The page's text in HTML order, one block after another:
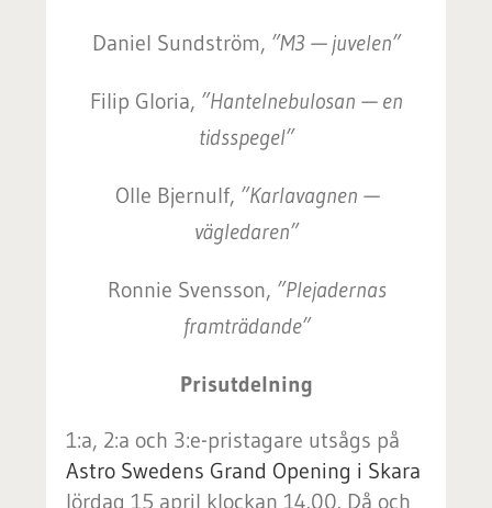
Daniel Sundström, ”M3 — juvelen”
Filip Gloria, ”Hantelnebulosan — en
tidsspegel”
Olle Bjernulf, ”Karlavagnen —
vägledaren”
Ronnie Svensson, ”Plejadernas
framträdande”
Prisutdelning
1:a, 2:a och 3:e-pristagare utsågs på
Astro Swedens Grand Opening i Skara
lördag 15 april klockan 14.00. Då och